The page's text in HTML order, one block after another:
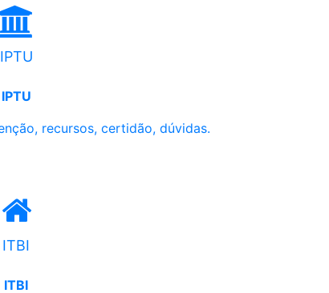
IPTU
IPTU
recursos, certidão, dúvidas.
ITBI
ITBI